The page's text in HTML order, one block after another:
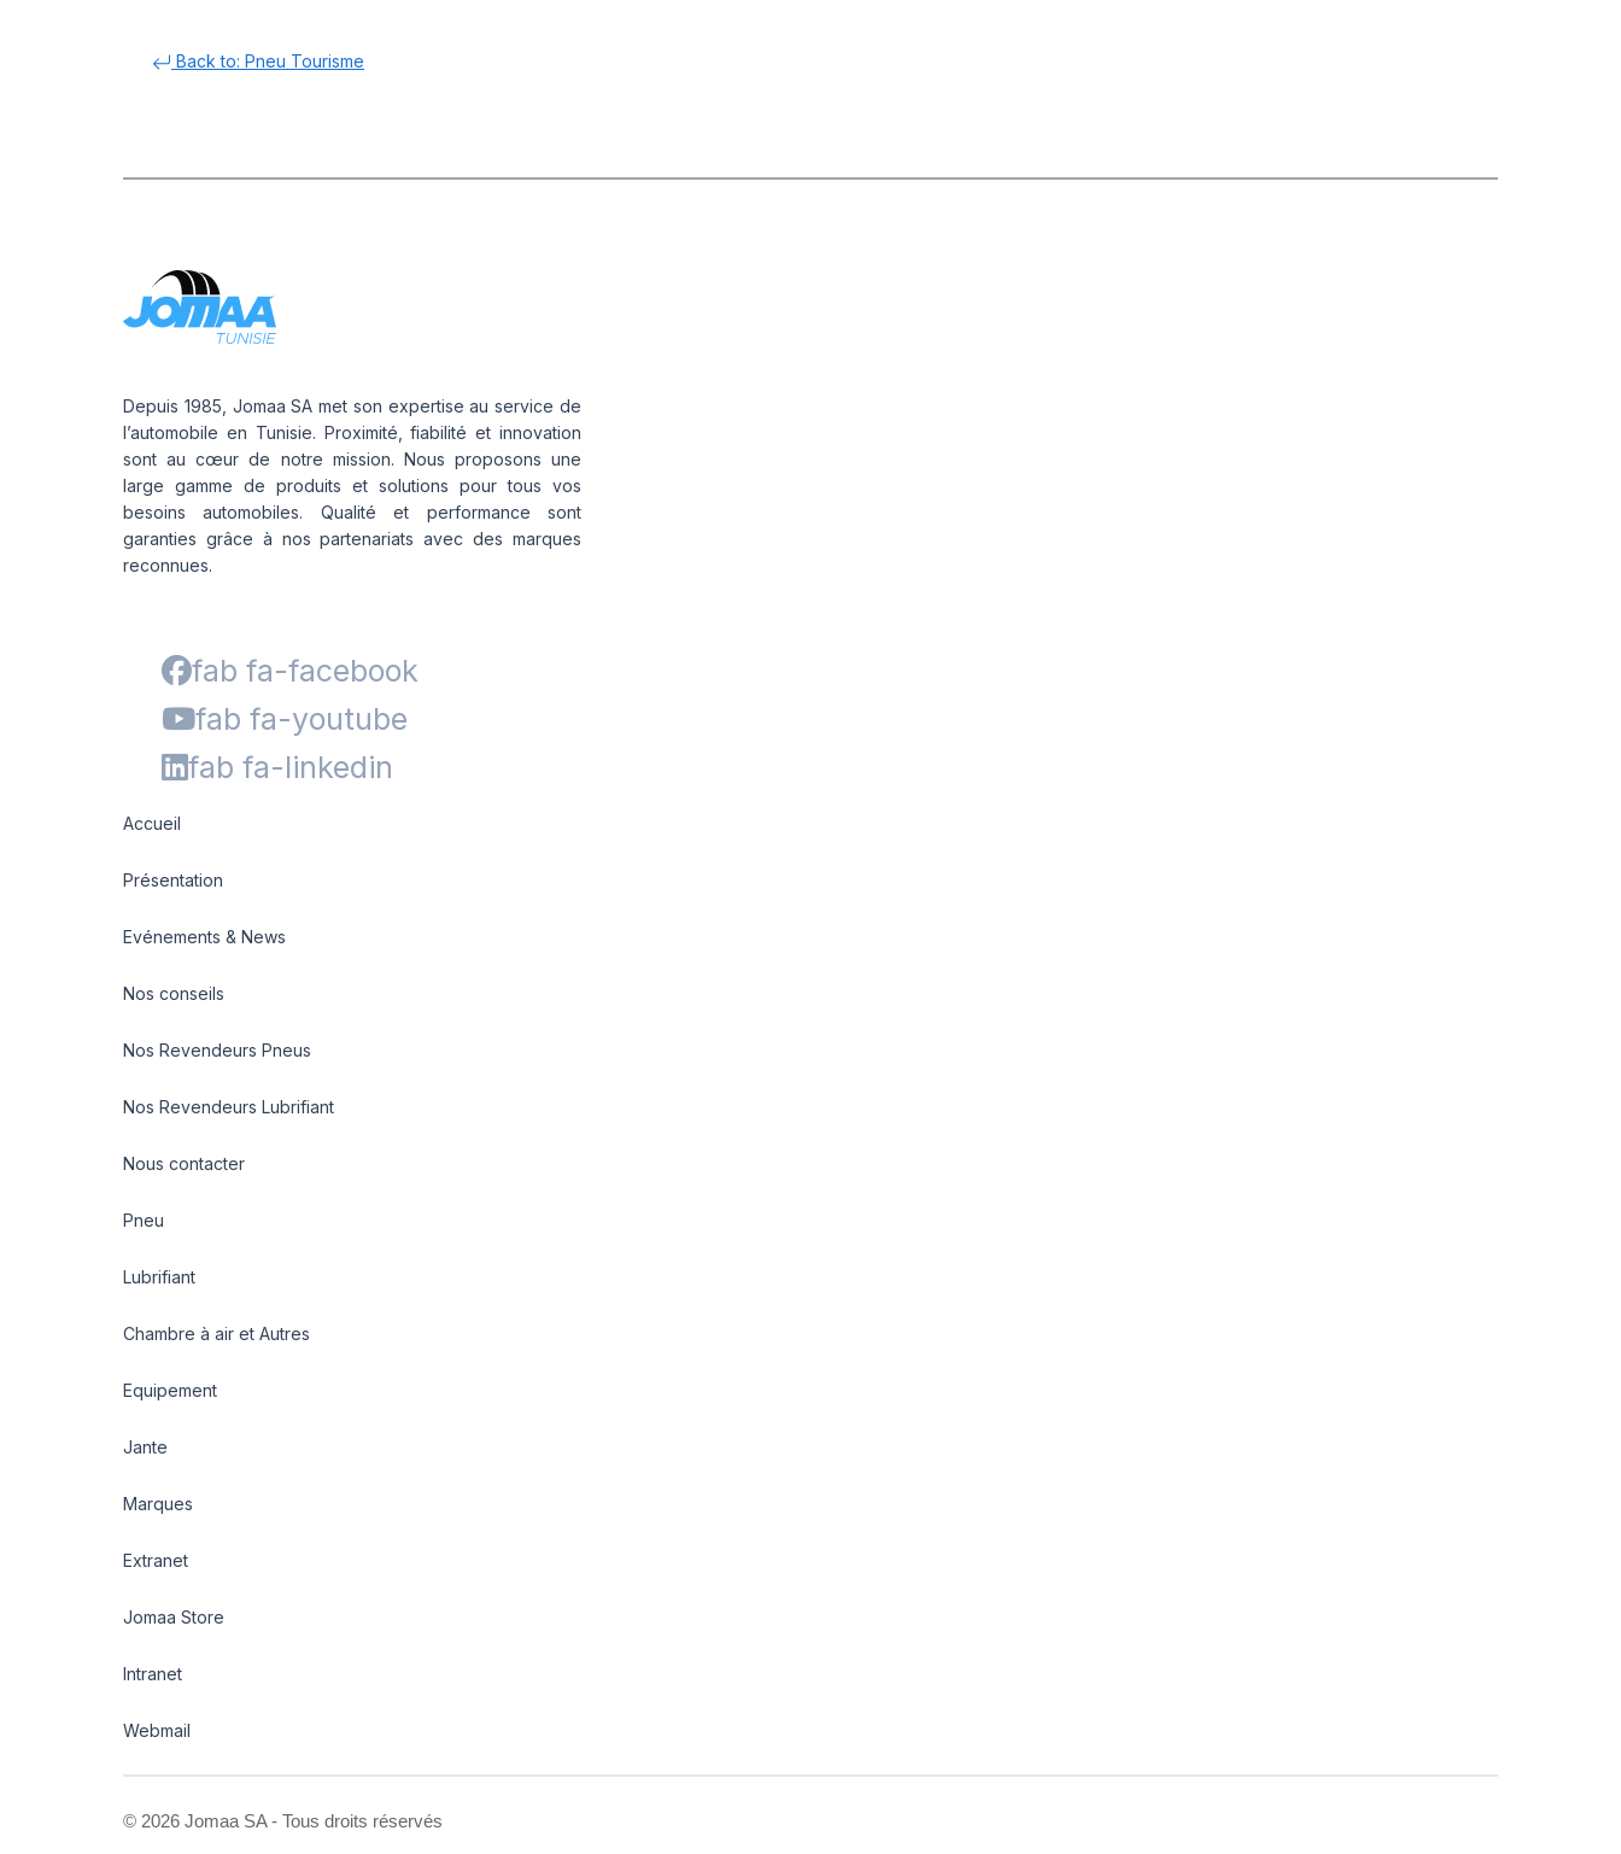
Back to: Pneu Tourisme
Depuis 1985, Jomaa SA met son expertise au service de
l’automobile en Tunisie. Proximité, fiabilité et innovation
sont au cœur de notre mission. Nous proposons une
large gamme de produits et solutions pour tous vos
besoins automobiles. Qualité et performance sont
garanties grâce à nos partenariats avec des marques
reconnues.
fab fa-facebook
fab fa-youtube
fab fa-linkedin
Accueil
Présentation
Evénements & News
Nos conseils
Nos Revendeurs Pneus
Nos Revendeurs Lubrifiant
Nous contacter
Pneu
Lubrifiant
Chambre à air et Autres
Equipement
Jante
Marques
Extranet
Jomaa Store
Intranet
Webmail
© 2026 Jomaa SA - Tous droits réservés